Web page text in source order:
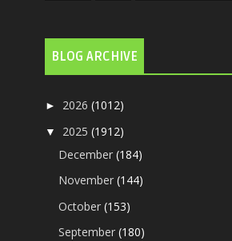
BLOG ARCHIVE
► 2026(1012)
▼ 2025(1912)
December(184)
November(144)
October(153)
September(180)